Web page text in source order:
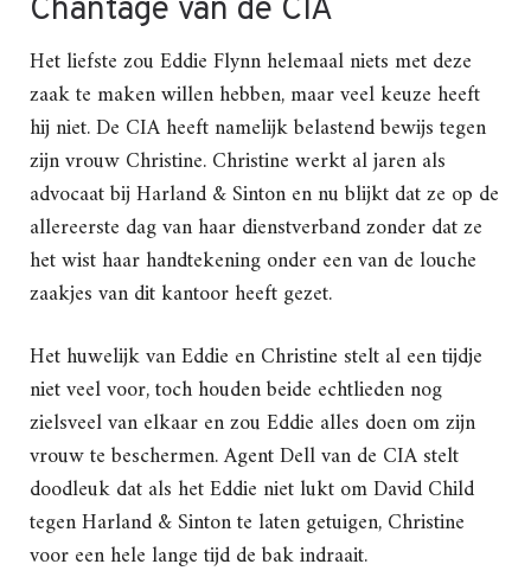
Chantage van de CIA
Het liefste zou Eddie Flynn helemaal niets met deze
zaak te maken willen hebben, maar veel keuze heeft
hij niet. De CIA heeft namelijk belastend bewijs tegen
zijn vrouw Christine. Christine werkt al jaren als
advocaat bij Harland & Sinton en nu blijkt dat ze op de
allereerste dag van haar dienstverband zonder dat ze
het wist haar handtekening onder een van de louche
zaakjes van dit kantoor heeft gezet.
Het huwelijk van Eddie en Christine stelt al een tijdje
niet veel voor, toch houden beide echtlieden nog
zielsveel van elkaar en zou Eddie alles doen om zijn
vrouw te beschermen. Agent Dell van de CIA stelt
doodleuk dat als het Eddie niet lukt om David Child
tegen Harland & Sinton te laten getuigen, Christine
voor een hele lange tijd de bak indraait.